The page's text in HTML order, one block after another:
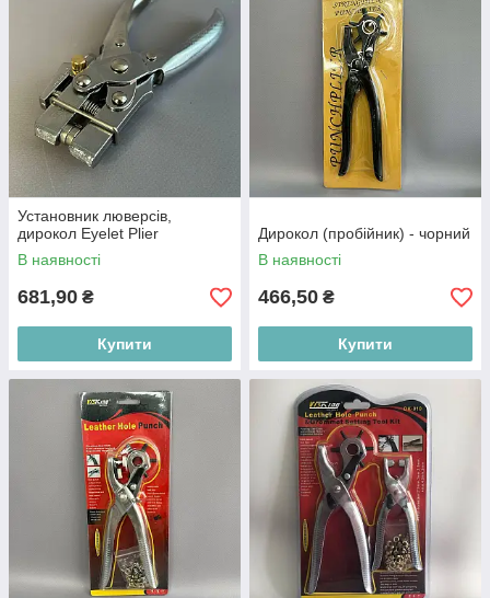
Установник люверсів,
дирокол Eyelet Plier
В наявності
681,90 ₴
Купити
Дирокол (пробійник) - чорний
В наявності
466,50 ₴
Купити